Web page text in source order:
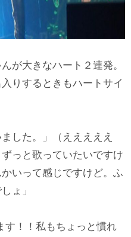
が大きなハート２連発。
りするときもハートサイ
した。」（えええええ
っと歌っていたいですけ
いって感じですけど。ふ
ょ」
す！！私もちょっと慣れ